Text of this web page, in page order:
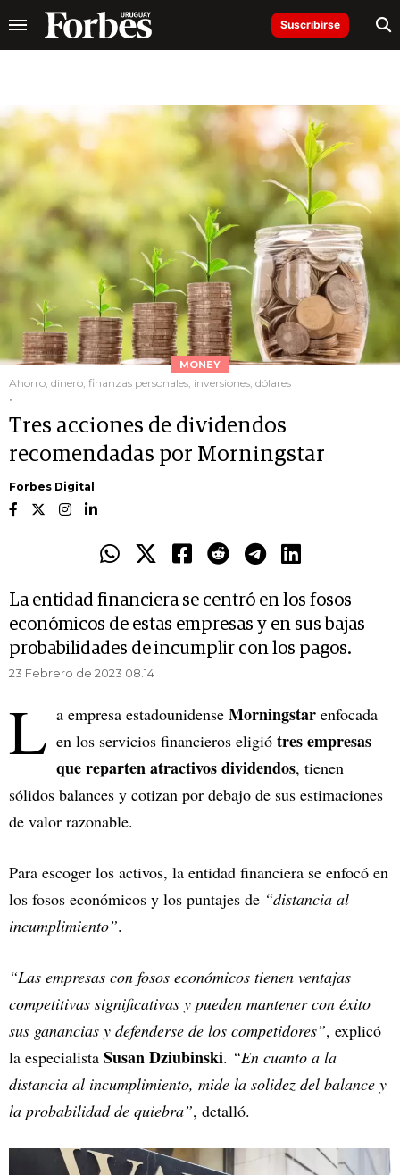
Suscribirse
MONEY
Ahorro, dinero, finanzas personales, inversiones, dólares
.
Tres acciones de dividendos
recomendadas por Morningstar
Forbes Digital
La entidad financiera se centró en los fosos
económicos de estas empresas y en sus bajas
probabilidades de incumplir con los pagos.
23 Febrero de 2023 08.14
L a empresa estadounidense Morningstar enfocada
en los servicios financieros eligió tres empresas
que reparten atractivos dividendos, tienen
sólidos balances y cotizan por debajo de sus estimaciones
de valor razonable.
Para escoger los activos, la entidad financiera se enfocó en
los fosos económicos y los puntajes de “distancia al
incumplimiento”.
“Las empresas con fosos económicos tienen ventajas
competitivas significativas y pueden mantener con éxito
sus ganancias y defenderse de los competidores”, explicó
la especialista Susan Dziubinski. “En cuanto a la
distancia al incumplimiento, mide la solidez del balance y
la probabilidad de quiebra”, detalló.